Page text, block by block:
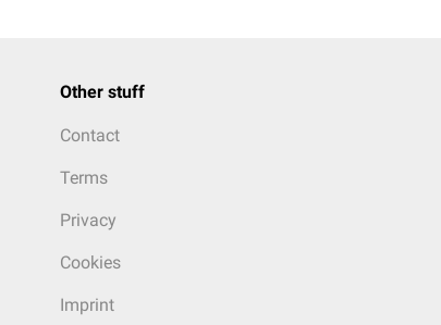
Other stuff
Contact
Terms
Privacy
Cookies
Imprint